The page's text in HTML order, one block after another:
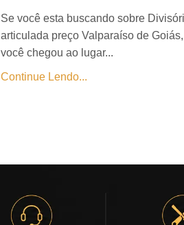
Se você esta buscando sobre
articulada preço Valparaíso de Goiás,
você chegou ao lugar...
Continue Lendo...